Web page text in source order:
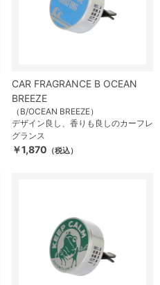
CAR FRAGRANCE B OCEAN
BREEZE
（B/OCEAN BREEZE）
デザイン良し、香りも良しのカーフレ
グランス
￥1,870 （税込）